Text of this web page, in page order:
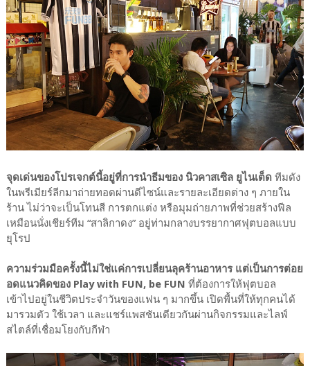
จุดเด่นของโปรเจกต์นี้อยู่ที่การนำธีมของ นิวคาสเซิล ยูไนเต็ดทีมดัง
ในพรีเมียร์ลีกมาถ่ายทอดผ่านดีไซน์และรายละเอียดต่าง ๆ ภายใน
ร้าน ไม่ว่าจะเป็นโทนสี การตกแต่ง หรือมุมถ่ายภาพที่ช่วยสร้างฟีล
เหมือนนั่งเชียร์ทีม “สาลิกาดง” อยู่ท่ามกลางบรรยากาศฟุตบอลแบบ
ยุโรป
ความร่วมมือครั้งนี้ไม่ใช่แค่การเปลี่ยนลุคร้านอาหาร แต่เป็นการต่อย
อดแนวคิดของ Play with FUN, be FUN ที่ต้องการให้ฟุตบอล
เข้าไปอยู่ในชีวิตประจำวันของแฟน ๆ มากขึ้น เปิดพื้นที่ให้ทุกคนได้
มารวมตัว ใช้เวลา และแชร์แพสชันเดียวกันผ่านกิจกรรมและไลฟ์
สไตล์ที่เชื่อมโยงกับกีฬา